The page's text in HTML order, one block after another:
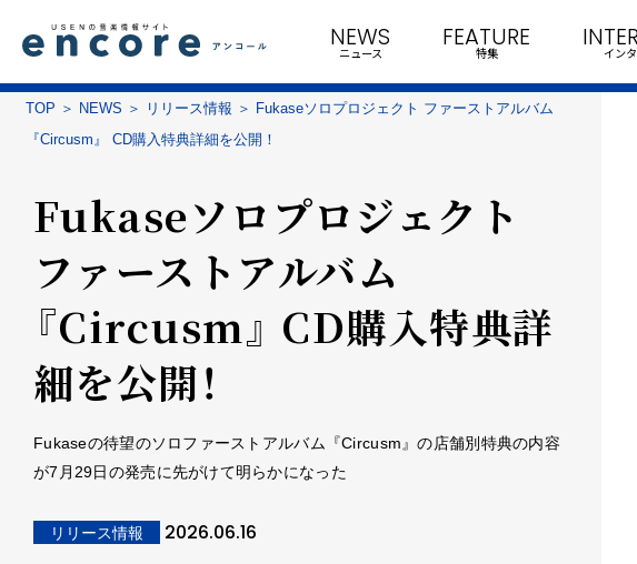
NEWS
ニュース
FEATURE
特集 イン
TOP NEWS リリース情報
Fukaseソロプロジェクト ファーストアルバム
『Circusm』 CD購入特典詳細を公開！
Fukaseソロプロジェクト
ファーストアルバム
『Circusm』 CD購入特典詳
細を公開！
Fukaseの待望のソロファーストアルバム『Circusm』の店舗別特典の内容
が7月29日の発売に先がけて明らかになった
リリース情報 2026.06.16